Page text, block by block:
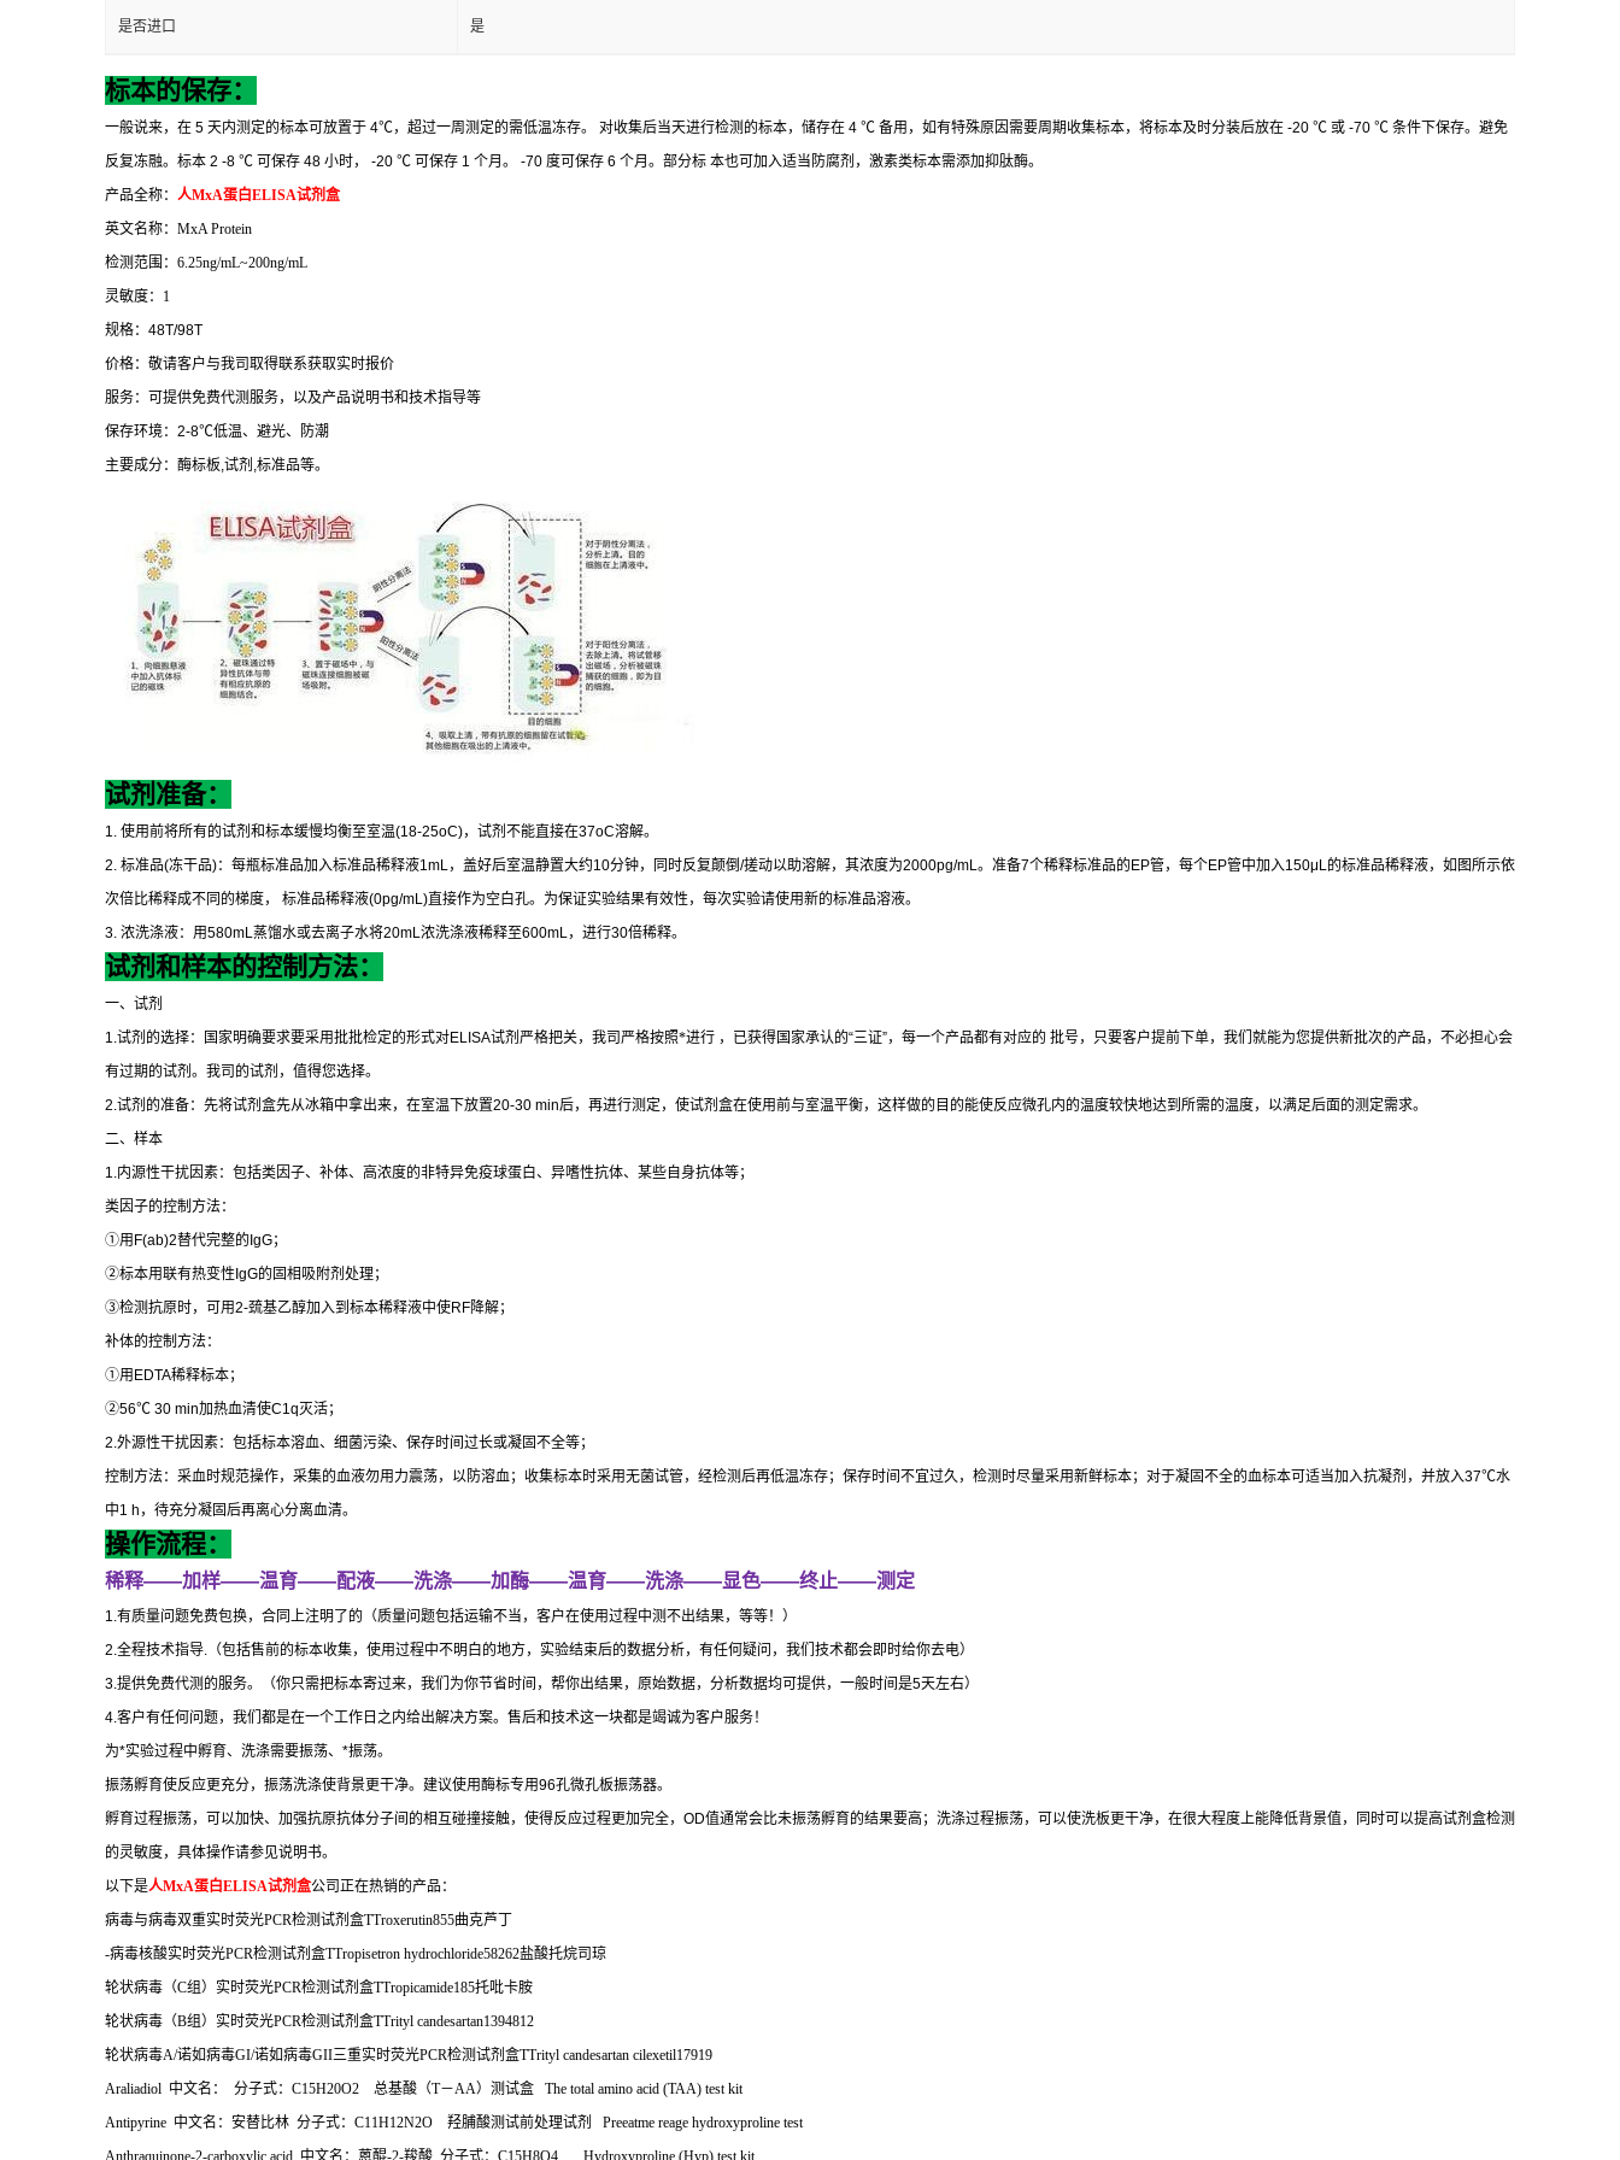
是否进口 是
标本的保存：
一般说来，在 5 天内测定的标本可放置于 4℃，超过一周测定的需低温冻存。 对收集后当天进行检测的标本，储存在 4 ℃ 备用，如有特殊原因需要周期收集标本，将标本及时分装后放在 -20 ℃ 或 -70 ℃ 条件下保存。避免
反复冻融。标本 2 -8 ℃ 可保存 48 小时， -20 ℃ 可保存 1 个月。 -70 度可保存 6 个月。部分标 本也可加入适当防腐剂，激素类标本需添加抑肽酶。
产品全称： 人MxA蛋白ELISA试剂盒
英文名称： MxA Protein
检测范围： 6.25ng/mL~200ng/mL
灵敏度： 1
规格： 48T/98T
价格：敬请客户与我司取得联系获取实时报价
服务：可提供免费代测服务，以及产品说明书和技术指导等
保存环境： 2-8℃低温、避光、防潮
主要成分：酶标板 试剂 标准品等。
试剂准备：
1. 使用前将所有的试剂和标本缓慢均衡至室温(18-25oC)，试剂不能直接在37oC溶解。
2. 标准品(冻干品)：每瓶标准品加入标准品稀释液1mL ，盖好后室温静置大约10分钟，同时反复颠倒/搓动以助溶解，其浓度为2000pg/mL 。准备7个稀释标准品的EP管，每个EP管中加入150μL 的标准品稀释液，如图所示依
次倍比稀释成不同的梯度，
标准品稀释液(0pg/mL)直接作为空白孔。为保证实验结果有效性，每次实验请使用新的标准品溶液。
3. 浓洗涤液：用580mL 蒸馏水或去离子水将20mL 浓洗涤液稀释至600mL ，进行30倍稀释。
试剂和样本的控制方法：
一、试剂
1. 试剂的选择：国家明确要求要采用批批检定的形式对ELISA试剂严格把关，我司严格按照*进行 ，已获得国家承认的“三证”，每一个产品都有对应的 批号，只要客户提前下单，我们就能为您提供新批次的产品，不必担心会
有过期的试剂。我司的试剂，值得您选择。
2. 试剂的准备：先将试剂盒先从冰箱中拿出来，在室温下放置20-30 min后，再进行测定，使试剂盒在使用前与室温平衡，这样做的目的能使反应微孔内的温度较快地达到所需的温度，以满足后面的测定需求。
二、样本
1. 内源性干扰因素：包括类因子、补体、高浓度的非特异免疫球蛋白、异嗜性抗体、某些自身抗体等；
类因子的控制方法：
①用 F(ab)2替代完整的IgG；
②标本用联有热变性IgG的固相吸附剂处理；
③检测抗原时，可用2-巯基乙醇加入到标本稀释液中使RF降解；
补体的控制方法：
①用 EDTA稀释标本；
②56℃ 30 min加热血清使C1q灭活；
2. 外源性干扰因素：包括标本溶血、细菌污染、保存时间过长或凝固不全等；
控制方法：采血时规范操作，采集的血液勿用力震荡，以防溶血；收集标本时采用无菌试管，经检测后再低温冻存；保存时间不宜过久，检测时尽量采用新鲜标本；对于凝固不全的血标本可适当加入抗凝剂，并放入37℃水
中1 h ，待充分凝固后再离心分离血清。
操作流程：
稀释——加样——温育——配液——洗涤——加酶——温育——洗涤——显色——终止——测定
1. 有质量问题免费包换，合同上注明了的（质量问题包括运输不当，客户在使用过程中测不出结果，等等！）
2. 全程技术指导
（包括售前的标本收集，使用过程中不明白的地方，实验结束后的数据分析，有任何疑问，我们技术都会即时给你去电）
3. 提供免费代测的服务。（你只需把标本寄过来，我们为你节省时间，帮你出结果，原始数据，分析数据均可提供，一般时间是5天左右）
4. 客户有任何问题，我们都是在一个工作日之内给出解决方案。售后和技术这一块都是竭诚为客户服务！
为*实验过程中孵育、洗涤需要振荡、 *振荡。
振荡孵育使反应更充分，振荡洗涤使背景更干净。建议使用酶标专用96孔微孔板振荡器。
孵育过程振荡，可以加快、加强抗原抗体分子间的相互碰撞接触，使得反应过程更加完全， OD值通常会比未振荡孵育的结果要高；洗涤过程振荡，可以使洗板更干净，在很大程度上能降低背景值，同时可以提高试剂盒检测
的灵敏度，具体操作请参见说明书。
以下是人MxA蛋白ELISA试剂盒公司正在热销的产品：
病毒与病毒双重实时荧光PCR检测试剂盒TTroxerutin855曲克芦丁
-病毒核酸实时荧光PCR检测试剂盒TTropisetron hydrochloride58262盐酸托烷司琼
轮状病毒（C组）实时荧光PCR检测试剂盒TTropicamide185托吡卡胺
轮状病毒（B组）实时荧光PCR检测试剂盒TTrityl candesartan1394812
轮状病毒A/诺如病毒GI/诺如病毒GII三重实时荧光PCR检测试剂盒TTrityl candesartan cilexetil17919
Araliadiol 中文名： 分子式： C15H20O2 总基酸（T－AA）测试盒 The total amino acid (TAA) test kit
Antipyrine 中文名：安替比林 分子式： C11H12N2O 羟脯酸测试前处理试剂
Preeatme reage hydroxyproline test
Anthraquinone-2-carboxylic acid 中文名：蒽醌-2-羧酸 分子式： C15H8O4 Hydroxyproline (Hyp) test kit